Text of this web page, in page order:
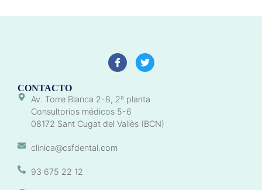
CONTACTO
Av. Torre Blanca 2-8, 2ª planta
Consultorios médicos 5-6
08172 Sant Cugat del Vallès (BCN)
clinica@csfdental.com
93 675 22 12